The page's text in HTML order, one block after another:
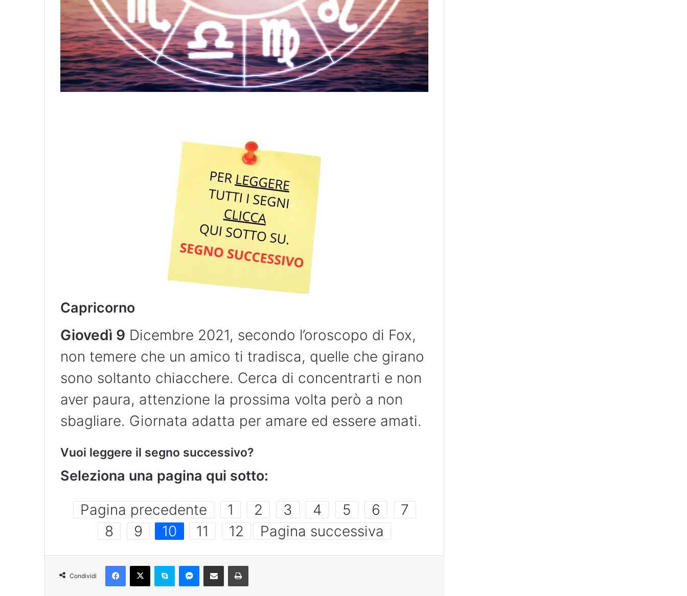
Capricorno
Giovedì 9 Dicembre 2021, secondo l’oroscopo di Fox,
non temere che un amico ti tradisca, quelle che girano
sono soltanto chiacchere. Cerca di concentrarti e non
aver paura, attenzione la prossima volta però a non
sbagliare. Giornata adatta per amare ed essere amati.
Vuoi leggere il segno successivo?
Seleziona una pagina qui sotto:
Pagina precedente 1 2 3 4 5 6
7
8
9 10 11 12 Pagina successiva
Condividi